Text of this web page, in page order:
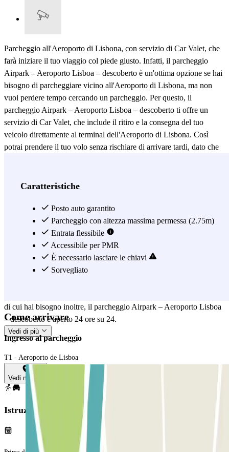
Parcheggio all'Aeroporto di Lisbona, con servizio di Car Valet, che
farà iniziare il tuo viaggio col piede giusto. Infatti, il parcheggio
Airpark – Aeroporto Lisboa – descoberto è un'ottima opzione se hai
bisogno di parcheggiare vicino all'Aeroporto di Lisbona, ma non
vuoi perdere tempo cercando un parcheggio. Per questo, il
parcheggio Airpark – Aeroporto Lisboa – descoberto ti offre un
servizio di Car Valet, che include il ritiro e la consegna del tuo
veicolo direttamente al terminal dell'Aeroporto di Lisbona. Così
potrai prendere il tuo volo senza rischiare di arrivare tardi, dato che
parcheggio Airpark – Aeroporto Lisboa – descoberto dispone di
sicurezza del tuo veicolo, dato che questo parcheggio dispone anche
di un sistema di video sorveglianza sempre attivo. Parcheggiare
all'Aeroporto di Lisbona adesso è comodo e semplice, e potrai
goderti il viaggio senza preoccupazioni. Inoltre, il giorno del tuo
ritorno ti verrà riconsegnato il veicolo direttamente al terminal, nella
stessa zona dove lo avevi lasciato all'andata; tutto quello che dovrai
di cui hai bisogno inoltre, il parcheggio Airpark – Aeroporto Lisboa
– descoberto è aperto 24 ore su 24.
Vedi di più
Caratteristiche
Posto auto garantito
Parcheggio con altezza massima permessa (2.75m)
Entrata flessibile
Accessibile per PMR
È necessario lasciare le chiavi
Sorvegliato
Come arrivare
Ingresso al parcheggio
T1 - Aeroporto de Lisboa
Vedi mappa
Istruzioni